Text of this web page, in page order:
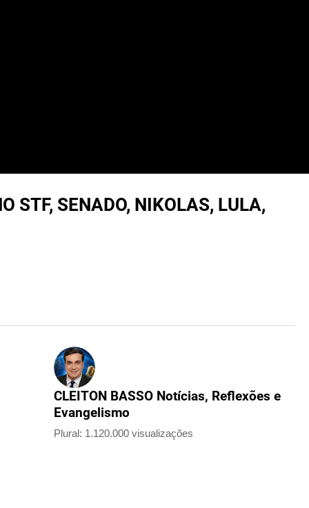
STF, SENADO, NIKOLAS, LULA,
CLEITON BASSO Notícias, Reflexões e
Evangelismo
Plural: 1.120.000 visualizações